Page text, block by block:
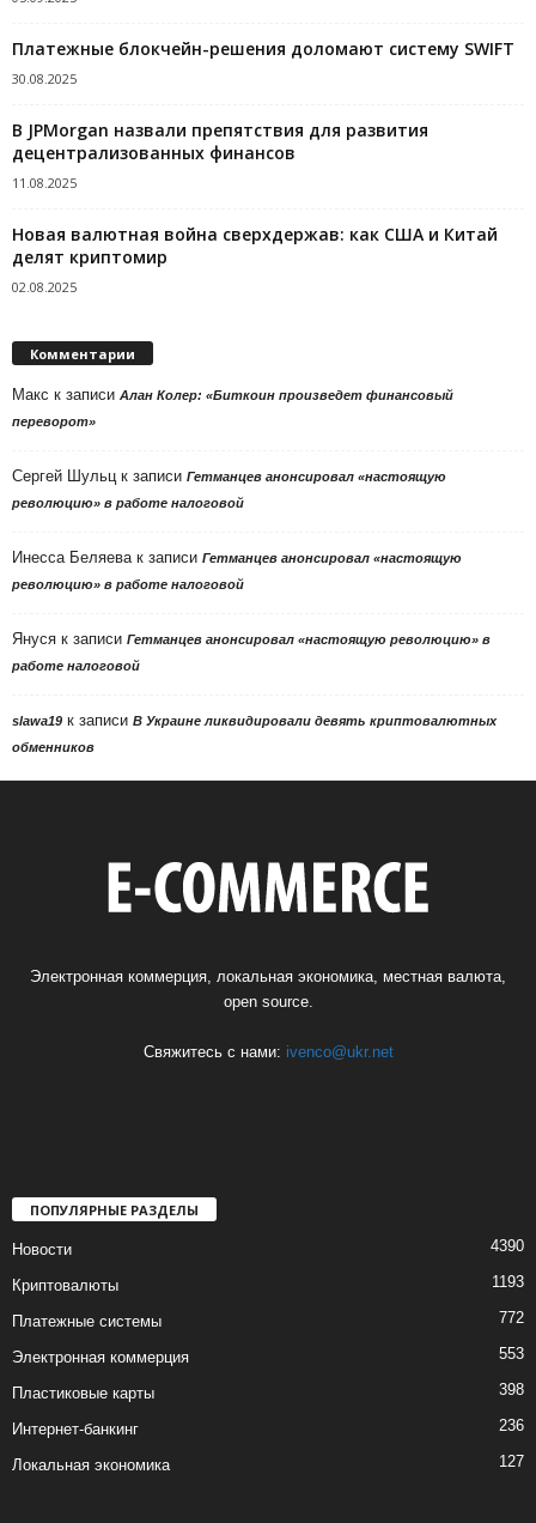
Платежные блокчейн-решения доломают систему SWIFT
30.08.2025
В JPMorgan назвали препятствия для развития
децентрализованных финансов
11.08.2025
Новая валютная война сверхдержав: как США и Китай
делят криптомир
02.08.2025
Комментарии
Макс к записи Алан Колер: «Биткоин произведет финансовый
переворот»
Сергей Шульц к записи Гетманцев анонсировал «настоящую
революцию» в работе налоговой
Инесса Беляева к записи Гетманцев анонсировал «настоящую
революцию» в работе налоговой
Януся к записи Гетманцев анонсировал «настоящую революцию» в
работе налоговой
slawa19 к записи В Украине ликвидировали девять криптовалютных
обменников
Электронная коммерция, локальная экономика, местная валюта,
open source.
Свяжитесь с нами: ivenco@ukr.net
ПОПУЛЯРНЫЕ РАЗДЕЛЫ
Новости 4390
Криптовалюты 1193
Платежные системы 772
Электронная коммерция 553
Пластиковые карты 398
Интернет-банкинг 236
Локальная экономика 127